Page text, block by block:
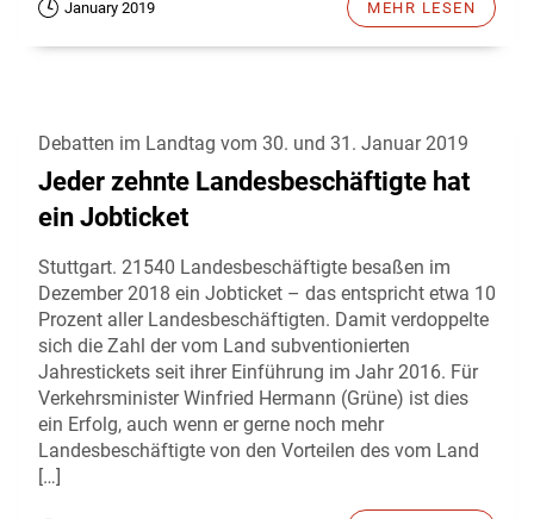
January 2019 MEHR LESEN
Debatten im Landtag vom 30. und 31. Januar 2019
Jeder zehnte Landesbeschäftigte hat
ein Jobticket
Stuttgart. 21540 Landesbeschäftigte besaßen im
Dezember 2018 ein Jobticket – das entspricht etwa 10
Prozent aller Landesbeschäftigten. Damit verdoppelte
sich die Zahl der vom Land subventionierten
Jahrestickets seit ihrer Einführung im Jahr 2016. Für
Verkehrsminister Winfried Hermann (Grüne) ist dies
ein Erfolg, auch wenn er gerne noch mehr
Landesbeschäftigte von den Vorteilen des vom Land
[…]